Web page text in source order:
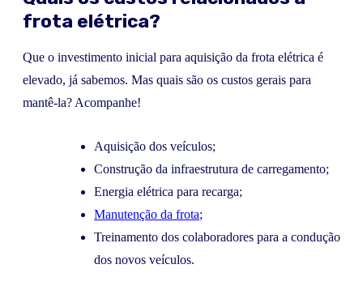
frota elétrica?
Que o investimento inicial para aquisição da frota elétrica é
elevado, já sabemos. Mas quais são os custos gerais para
mantê-la? Acompanhe!
Aquisição dos veículos;
Construção da infraestrutura de carregamento;
Energia elétrica para recarga;
Manutenção da frota;
Treinamento dos colaboradores para a condução
dos novos veículos.